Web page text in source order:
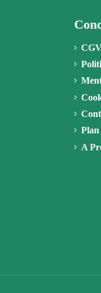
Plan
A